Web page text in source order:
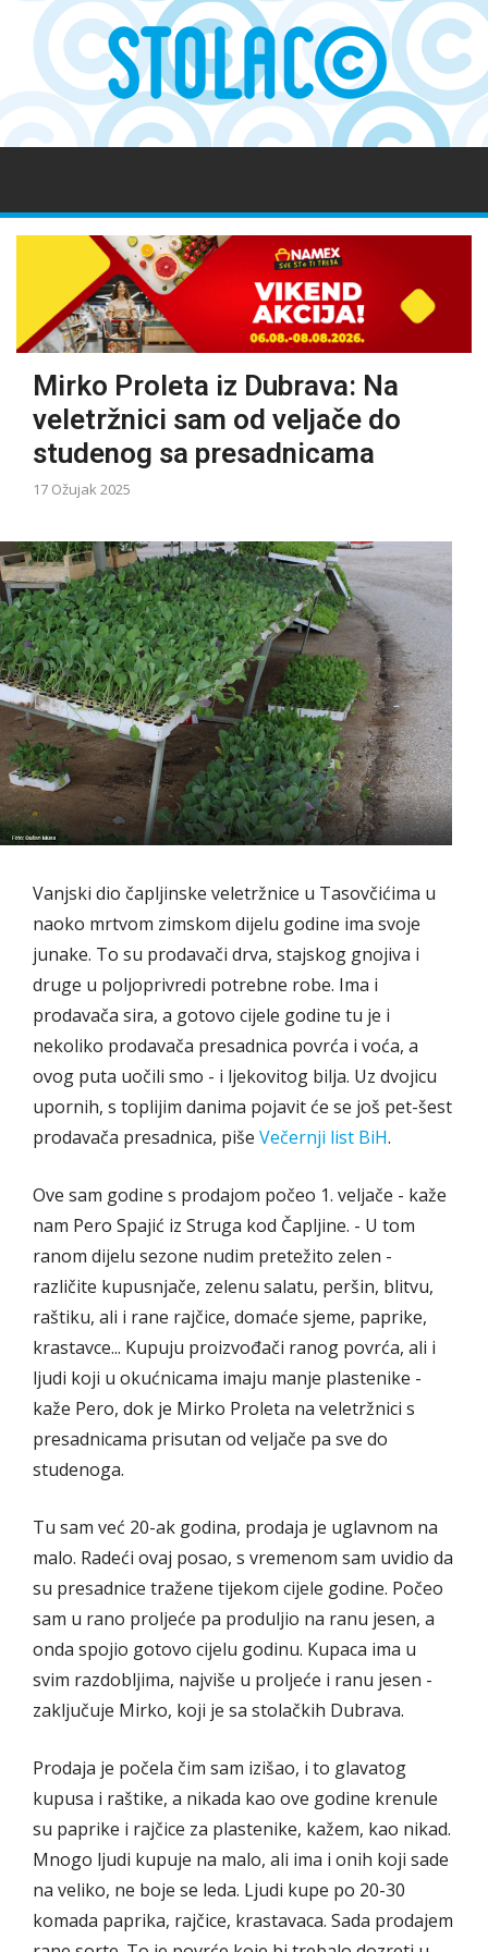
Mirko Proleta iz Dubrava: Na
veletržnici sam od veljače do
studenog sa presadnicama
17 Ožujak 2025
Vanjski dio čapljinske veletržnice u Tasovčićima u
naoko mrtvom zimskom dijelu godine ima svoje
junake. To su prodavači drva, stajskog gnojiva i
druge u poljoprivredi potrebne robe. Ima i
prodavača sira, a gotovo cijele godine tu je i
nekoliko prodavača presadnica povrća i voća, a
ovog puta uočili smo - i ljekovitog bilja. Uz dvojicu
upornih, s toplijim danima pojavit će se još pet-šest
prodavača presadnica, piše Večernji list BiH.
Ove sam godine s prodajom počeo 1. veljače - kaže
nam Pero Spajić iz Struga kod Čapljine. - U tom
ranom dijelu sezone nudim pretežito zelen -
različite kupusnjače, zelenu salatu, peršin, blitvu,
raštiku, ali i rane rajčice, domaće sjeme, paprike,
krastavce... Kupuju proizvođači ranog povrća, ali i
ljudi koji u okućnicama imaju manje plastenike -
kaže Pero, dok je Mirko Proleta na veletržnici s
presadnicama prisutan od veljače pa sve do
studenoga.
Tu sam već 20-ak godina, prodaja je uglavnom na
malo. Radeći ovaj posao, s vremenom sam uvidio da
su presadnice tražene tijekom cijele godine. Počeo
sam u rano proljeće pa produljio na ranu jesen, a
onda spojio gotovo cijelu godinu. Kupaca ima u
svim razdobljima, najviše u proljeće i ranu jesen -
zaključuje Mirko, koji je sa stolačkih Dubrava.
Prodaja je počela čim sam izišao, i to glavatog
kupusa i raštike, a nikada kao ove godine krenule
su paprike i rajčice za plastenike, kažem, kao nikad.
Mnogo ljudi kupuje na malo, ali ima i onih koji sade
na veliko, ne boje se leda. Ljudi kupe po 20-30
komada paprika, rajčice, krastavaca. Sada prodajem